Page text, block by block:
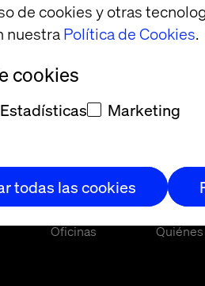
de cookies y otras
nuestraPolítica de Cookies.
cookies
Estadísticas Marketing
todas las cookies
Oficinas